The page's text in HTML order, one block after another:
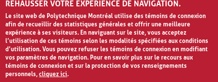
REHAUSSER VOTRE EXPÉRIENCE DE NAVIGATION.
Le site web de Polytechnique Montréal utilise des témoins de connexion
afin de recueillir des statistiques générales et offrir une meilleure
expérience à ses visiteurs. En naviguant sur le site, vous acceptez
l’utilisation de ces témoins selon les modalités spécifiées aux conditions
d’utilisation. Vous pouvez refuser les témoins de connexion en modifiant
vos paramètres de navigation. Pour en savoir plus sur le recours aux
témoins de connexion et sur la protection de vos renseignements
personnels,cliquez ici.